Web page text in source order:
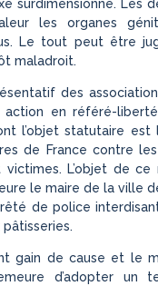
surdimensionné. Les
les organes
Le tout peut être
maladroit.
des
en référé-
l’objet statutaire
de France contre
L’objet de
le maire de la ville
de police
gain de cause et le
d’adopter un